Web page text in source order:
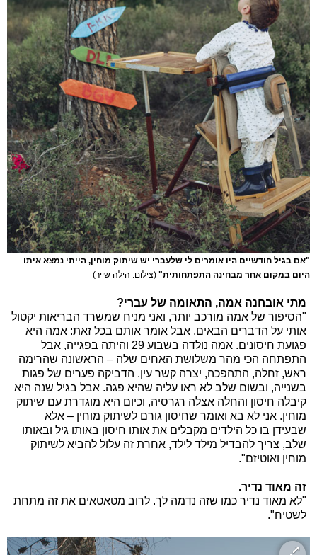
"אם בגיל חודשיים היו אומרים לי שלעברי יש שיתוק מוחין, הייתי נמצא איתו
היום במקום אחר מבחינה התפתחותית" (צילום: הילה שייר)
מתי אובחנה אמה, התאומה של עברי?
"הסיפור של אמה מורכב יותר, ואני מניח שמשרד הבריאות יקטול
אותי על הדברים הבאים, אבל אומר אותם בכל זאת: אמה היא
פגועת חיסונים. אמה נולדה בשבוע 29 והיתה בפגייה, אבל
התפתחה הכי מהר משלושת האחים שלה – הראשונה שהרימה
ראש, זחלה, התהפכה, יצרה קשר עין. הדביקה פערים של פגות
בשנייה, ובשום שלב לא ראו עליה שהיא פגה. אבל בגיל שנה היא
קיבלה חיסון והחלה אצלה רגרסיה, וכיום היא מוגדרת עם שיתוק
מוחין. אני לא בא ואומר שחיסון גורם לשיתוק מוחין – אלא
שבעידן בו כל הילדים מקבלים את אותו חיסון באותו גיל ובאותו
שלב, צריך להבדיל מילד לילד, אחרת זה עלול להביא לשיתוק
מוחין ואוטיזם".
זה מאוד נדיר.
"לא מאוד נדיר כמו שזה נדמה לך. לרוב מטאטאים את זה מתחת
לשטיח".